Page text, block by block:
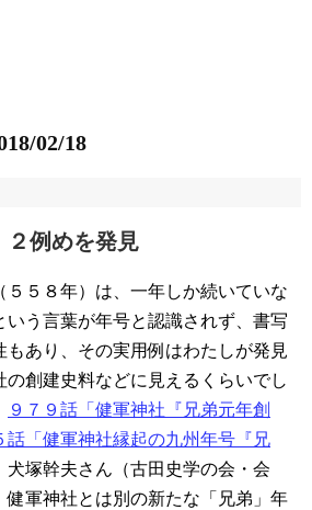
02/18
２例めを発見
５８年）は、一年しか続いていな
いう言葉が年号と認識されず、書写
もあり、その実用例はわたしが発見
の創建史料などに見えるくらいでし
９７９話「健軍神社『兄弟元年創
話「健軍神社縁起の九州年号『兄
犬塚幹夫さん（古田史学の会・会
健軍神社とは別の新たな「兄弟」年